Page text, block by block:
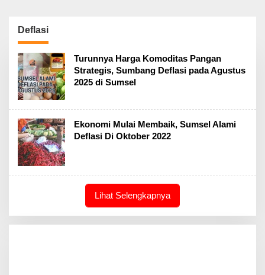
Deflasi
Turunnya Harga Komoditas Pangan
Strategis, Sumbang Deflasi pada Agustus
2025 di Sumsel
Ekonomi Mulai Membaik, Sumsel Alami
Deflasi Di Oktober 2022
Lihat Selengkapnya